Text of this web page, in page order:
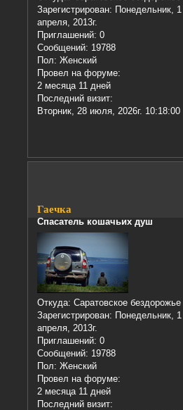
Зарегистрирован: Понедельник, 1
апреля, 2013г.
Приглашений: 0
Сообщений: 19788
Пол: Женский
Провел на форуме:
2 месяца 11 дней
Последний визит:
Вторник, 28 июля, 2026г. 10:18:00
Гаечка
Спасатель кошачьих душ
Откуда: Саратовское бездорожье
Зарегистрирован: Понедельник, 1
апреля, 2013г.
Приглашений: 0
Сообщений: 19788
Пол: Женский
Провел на форуме:
2 месяца 11 дней
Последний визит: